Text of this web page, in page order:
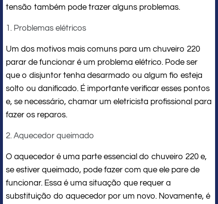
tensão também pode trazer alguns problemas.
1. Problemas elétricos
Um dos motivos mais comuns para um chuveiro 220
parar de funcionar é um problema elétrico. Pode ser
que o disjuntor tenha desarmado ou algum fio esteja
solto ou danificado. É importante verificar esses pontos
e, se necessário, chamar um eletricista profissional para
fazer os reparos.
2. Aquecedor queimado
O aquecedor é uma parte essencial do chuveiro 220 e,
se estiver queimado, pode fazer com que ele pare de
funcionar. Essa é uma situação que requer a
substituição do aquecedor por um novo. Novamente, é